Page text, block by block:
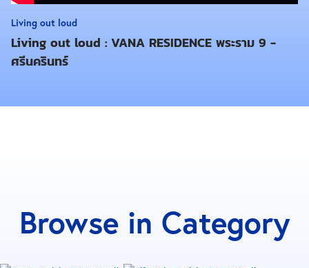
สัดส่วนของพื้นที่สีเขียวจึงเป็น 118.47 ตารางเมตรต่อคน
Living out loud
Living out loud : VANA RESIDENCE พระราม 9 -
ศรีนครินทร์
Browse in Category